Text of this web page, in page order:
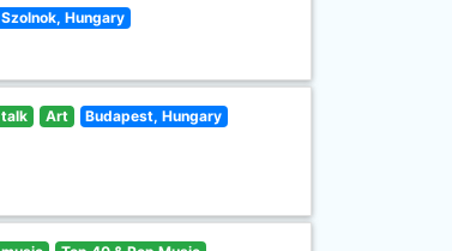
Szolnok, Hungary
talk Art Budapest, Hungary